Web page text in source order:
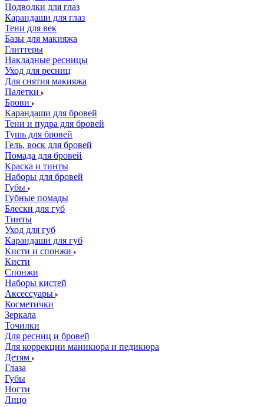
Подводки для глаз
Карандаши для глаз
Тени для век
Базы для макияжа
Глиттеры
Накладные ресницы
Уход для ресниц
Для снятия макияжа
Палетки
Брови
Карандаши для бровей
Тени и пудра для бровей
Тушь для бровей
Гель, воск для бровей
Помада для бровей
Краска и тинты
Наборы для бровей
Губы
Губные помады
Блески для губ
Тинты
Уход для губ
Карандаши для губ
Кисти и спонжи
Кисти
Спонжи
Наборы кистей
Аксессуары
Косметички
Зеркала
Точилки
Для ресниц и бровей
Для коррекции маникюра и педикюра
Детям
Глаза
Губы
Ногти
Лицо